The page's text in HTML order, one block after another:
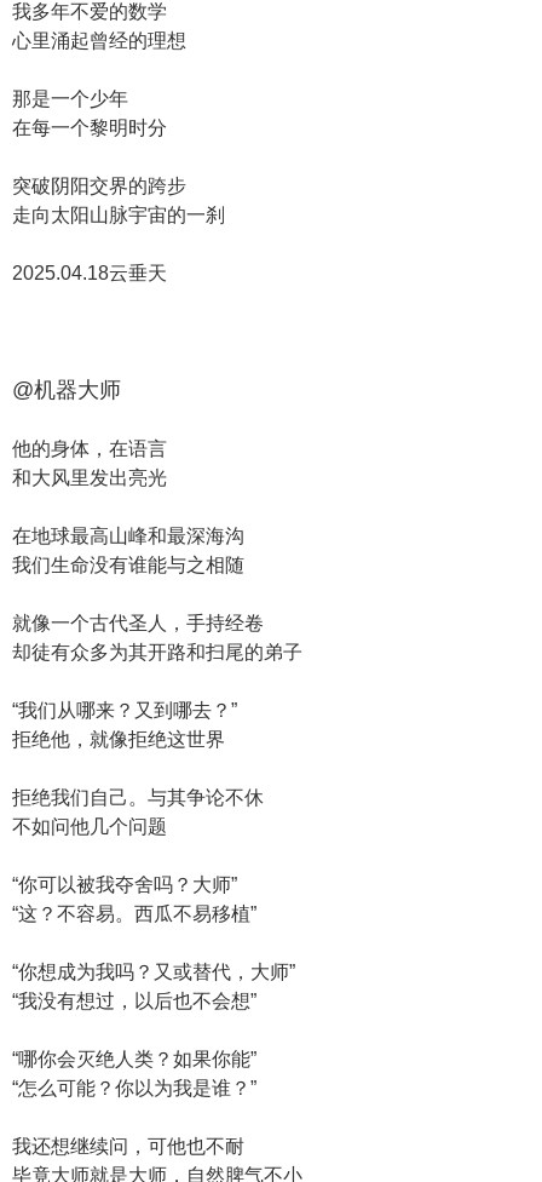
我多年不爱的数学
心里涌起曾经的理想
那是一个少年
在每一个黎明时分
突破阴阳交界的跨步
走向太阳山脉宇宙的一刹
2025.04.18云垂天
@机器大师
他的身体，在语言
和大风里发出亮光
在地球最高山峰和最深海沟
我们生命没有谁能与之相随
就像一个古代圣人，手持经卷
却徒有众多为其开路和扫尾的弟子
“我们从哪来？又到哪去？”
拒绝他，就像拒绝这世界
拒绝我们自己。与其争论不休
不如问他几个问题
“你可以被我夺舍吗？大师”
“这？不容易。西瓜不易移植”
“你想成为我吗？又或替代，大师”
“我没有想过，以后也不会想”
“哪你会灭绝人类？如果你能”
“怎么可能？你以为我是谁？”
我还想继续问，可他也不耐
毕竟大师就是大师，自然脾气不小